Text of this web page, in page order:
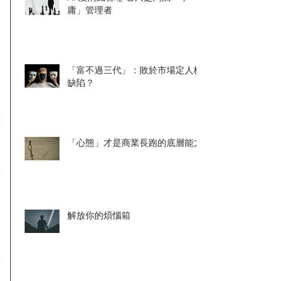
庸」管理者
「富不過三代」：敗於市場定人格
缺陷？
「心態」才是商業長跑的底層能力
解放你的煩惱箱